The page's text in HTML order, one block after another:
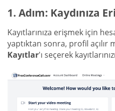
1. Adım: Kaydınıza
Kayıtlarınıza erişmek için
yaptıktan sonra, profil açılır
Kayıtlar'ı seçerek